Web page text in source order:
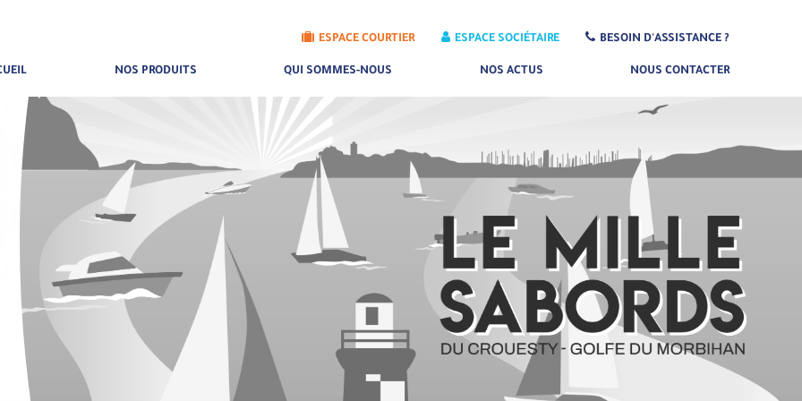
BESOIN D'ASSISTANCE ?
ESPACE SOCIÉTAIRE
ESPACE COURTIER
NOS PRODUITS QUI SOMMES-NOUS NOS ACTUS NOUS CONTACTER